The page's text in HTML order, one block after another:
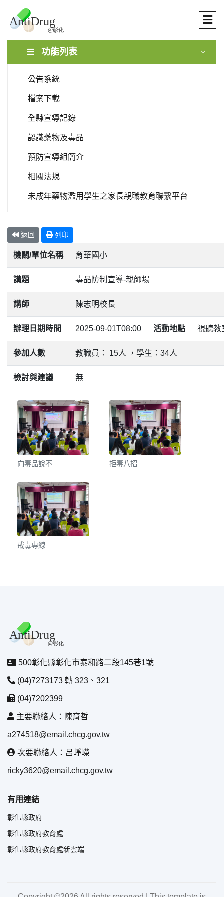
功能列表
公告系統
檔案下載
全縣宣導記錄
認識藥物及毒品
預防宣導組簡介
相關法規
未成年藥物濫用學生之家長親職教育聯繫平台
返回 列印
機關/單位名稱 育華國小
講題 毒品防制宣導-親師場
講師 陳志明校長
辦理日期時間 2025-09-01T08:00 活動地點 視聽教
參加人數 教職員： 15人 ，學生：34人
檢討與建議 無
向毒品說不 拒毒八招
戒毒專線
500彰化縣彰化市泰和路二段145巷1號
(04)7273173 轉 323、321
(04)7202399
主要聯絡人：陳育哲
a274518@email.chcg.gov.tw
次要聯絡人：呂崢嶸
ricky3620@email.chcg.gov.tw
有用連結
彰化縣政府
彰化縣政府教育處
彰化縣政府教育處新雲端